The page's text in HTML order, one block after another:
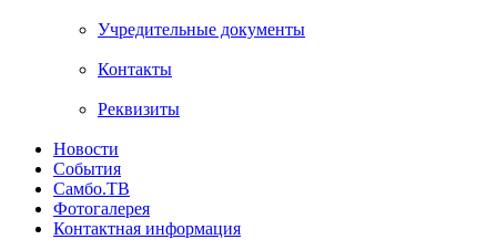
Учредительные документы
Контакты
Реквизиты
Новости
События
Самбо.ТВ
Фотогалерея
Контактная информация